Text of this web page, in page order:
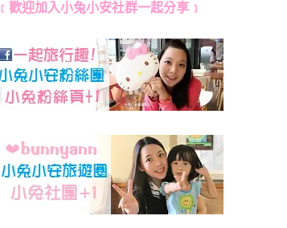
﹝歡迎加入小兔小安社群一起分享﹞